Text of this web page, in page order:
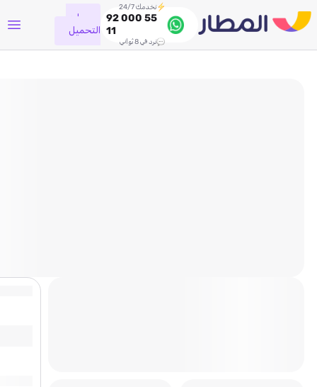
نخدمك 24/7
92 000 55
11
نرد في 8 ثواني
جاري
التحميل